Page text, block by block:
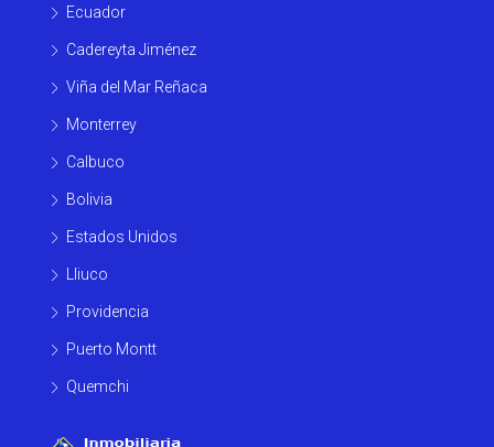
Ecuador
Cadereyta Jiménez
Viña del Mar Reñaca
Monterrey
Calbuco
Bolivia
Estados Unidos
Lliuco
Providencia
Puerto Montt
Quemchi